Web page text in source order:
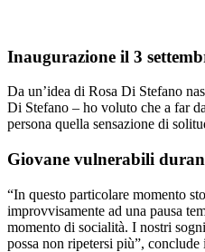
Inaugurazione il 3
Da un’idea di Rosa Di Stefano
Di Stefano – ho voluto che a far
persona quella sensazione di
Giovane vulnerabili
“In questo particolare momento
improvvisamente ad una pausa
momento di socialità. I nostri
possa non ripetersi più”,